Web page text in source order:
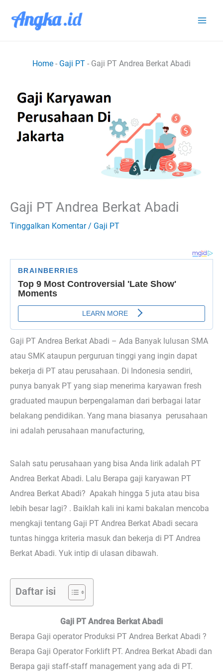
Home - Gaji PT - Gaji PT Andrea Berkat Abadi
Gaji PT Andrea Berkat Abadi
Tinggalkan Komentar / Gaji PT
Gaji PT Andrea Berkat Abadi – Ada Banyak lulusan SMA
atau SMK ataupun perguruan tinggi yang ingin dapat
bekerja di PT atau perusahaan. Di Indonesia sendiri,
punya banyak PT yang siap menerima karyawan fresh
graduated maupun berpengalaman dari berbagai latar
belakang pendidikan. Yang mana biasanya perusahaan
ini adalah perusahaan manufacturing,
Salah satu perusahaan yang bisa Anda lirik adalah PT
Andrea Berkat Abadi. Lalu Berapa gaji karyawan PT
Andrea Berkat Abadi? Apakah hingga 5 juta atau bisa
lebih besar lagi? . Baiklah kali ini kami bakalan mencoba
mengkaji tentang Gaji PT Andrea Berkat Abadi secara
tuntas hingga kriteria masuk dan bekerja di PT Andrea
Berkat Abadi. Yuk intip di ulasan dibawah.
Daftar isi
Gaji PT Andrea Berkat Abadi
Berapa Gaji operator Produksi PT Andrea Berkat Abadi ?
Berapa Gaji Operator Forklift PT. Andrea Berkat Abadi dan
Berapa gaji staff-staff management yang ada di PT.